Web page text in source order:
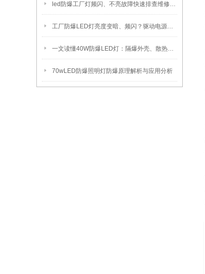
led防爆工厂灯频闪、不亮故障快速排查维修方法
工厂防爆LED灯亮度变暗、频闪？驱动电源故障检修方法
一文读懂40W防爆LED灯：隔爆外壳、散热、防爆认证原理
70wLED防爆照明灯防爆原理解析与应用分析